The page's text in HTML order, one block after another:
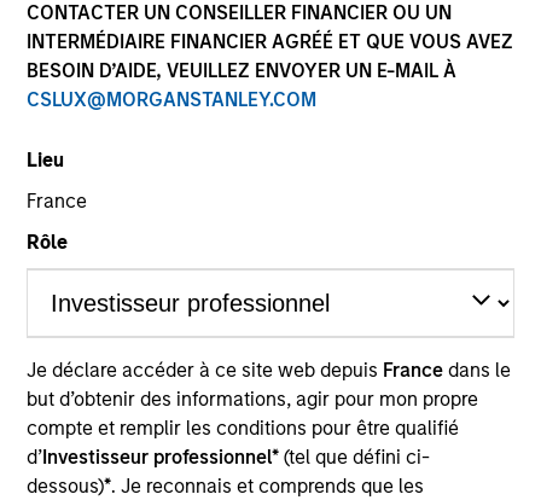
CONTACTER UN CONSEILLER FINANCIER OU UN
INTERMÉDIAIRE FINANCIER AGRÉÉ ET QUE VOUS AVEZ
BESOIN D’AIDE, VEUILLEZ ENVOYER UN E-MAIL À
CSLUX@MORGANSTANLEY.COM
Lieu
France
Rôle
Je déclare accéder à ce site web depuis France dans le
but d’obtenir des informations, agir pour mon propre
compte et remplir les conditions pour être qualifié
d’Investisseur professionnel*(tel que défini ci-
dessous)*. Je reconnais et comprends que les
Idées d’investissement
L’attention des investisseurs est
attirée sur le fait que cet OPCVM
présente, au regard des attentes de
l’Autorité des marchés financiers, une
communication disproportionnée sur
la prise en compte des critères
extrafinanciers dans sa gestion.